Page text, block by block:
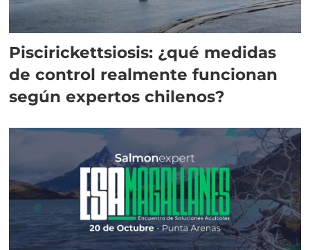
Piscirickettsiosis: ¿qué medidas
de control realmente funcionan
según expertos chilenos?